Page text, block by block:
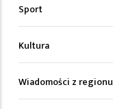
Sport
Kultura
Wiadomości z regionu